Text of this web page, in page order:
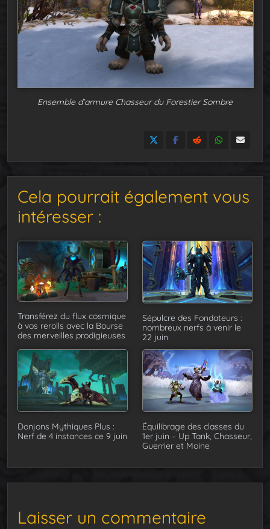
Ensemble d’armure Chasseur du Forestier Sombre
Cela pourrait également vous
intéresser :
Transférez du flux cosmique
à vos rerolls avec la Bourse
des merveilles prodigieuses
Sépulcre des Fondateurs :
nombreux nerfs à venir le
22 juin
Donjons Mythiques Plus :
Nerf de 4 instances ce 9 juin
Équilibrage des classes du
1er juin – Up Tank, Chasseur,
Guerrier et Moine
Laisser un commentaire